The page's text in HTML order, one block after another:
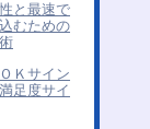
と最速で
むための
Ｋサイン
足度サイ